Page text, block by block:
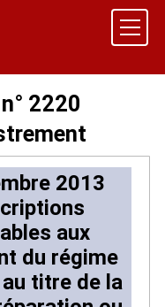
2220
2013
aux
du régime
titre de la